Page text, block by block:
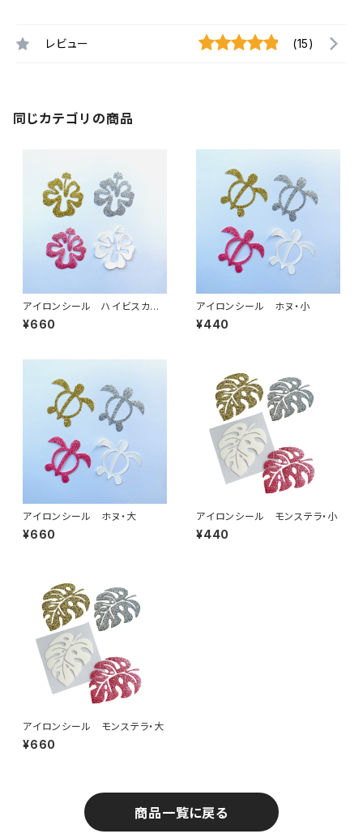
レビュー (15)
同じカテゴリの商品
アイロンシール ハイビスカス・
大
¥660
アイロンシール ホヌ・小
¥440
アイロンシール ホヌ・大
¥660
アイロンシール モンステラ・小
¥440
アイロンシール モンステラ・大
¥660
商品一覧に戻る